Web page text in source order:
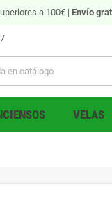
a 100€ | Envío
VELAS